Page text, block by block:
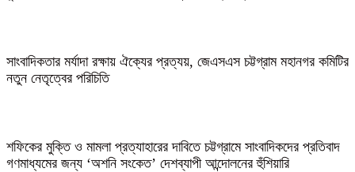
সাংবাদিকতার মর্যাদা রক্ষায় ঐক্যের প্রত্যয়, জেএসএস চট্টগ্রাম মহানগর কমিটির
নতুন নেতৃত্বের পরিচিতি
শফিকের মুক্তি ও মামলা প্রত্যাহারের দাবিতে চট্টগ্রামে সাংবাদিকদের প্রতিবাদ
গণমাধ্যমের জন্য ‘অশনি সংকেত’ দেশব্যাপী আন্দোলনের হুঁশিয়ারি